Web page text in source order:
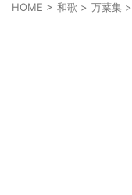
HOME > 和歌 > 万葉集 >